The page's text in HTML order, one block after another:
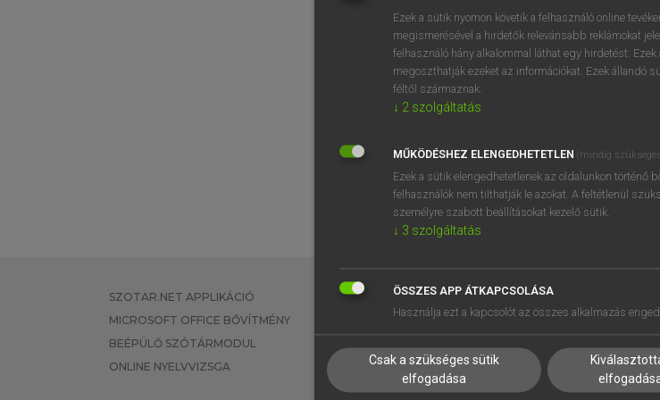
BELÉPÉS
SZOTAR.NET APPLIKÁCIÓ
MICROSOFT OFFICE BŐVÍTMÉNY
BEÉPÜLŐ SZÓTÁRMODUL
ONLINE NYELVVIZSGA
EGYÉNI FELHASZNÁLÓKNAK
TANULÓKNAK
VÁLLALATI MEGOLDÁSOK
SÚGÓ
RÓLUNK
SÜTI BEÁLLÍTÁSOK
Ezek a sütik nyomon követik a felhasználó online
megismerésével a hirdetők relevánsabb reklámokat
felhasználó hány alkalommal láthat egy hirdetést.
megoszthatják ezeket az információkat. Ezek állandó
féltől származnak.
↓ 2 szolgáltatás
MŰKÖDÉSHEZ ELENGEDHETETLEN (mindig
Ezek a sütik elengedhetetlenek az oldalunkon történő
felhasználók nem tilthatják le azokat. A feltétlenül
személyre szabott beállításokat kezelő sütik.
↓ 3 szolgáltatás
ÖSSZES APP ÁTKAPCSOLÁSA
Használja ezt a kapcsolót az összes alkalmazás
Csak a szükséges sütik
elfogadása